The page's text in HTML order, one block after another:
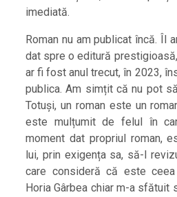
imediată.
Roman nu am publicat încă. Îl
dat spre o editură
ar fi fost anul trecut, în 2023,
publica. Am simțit că nu pot
Totuși, un roman este un
este mulțumit de felul în
moment dat propriul roman,
lui, prin exigența sa, să-l
care consideră că este
Horia Gârbea chiar m-a sfătuit